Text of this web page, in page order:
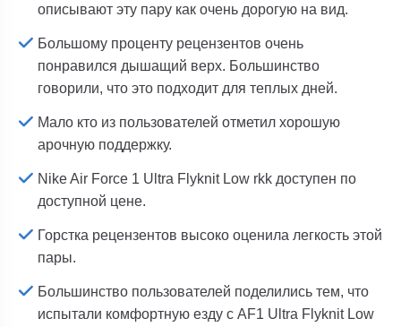
описывают эту пару как очень дорогую на вид.
Большому проценту рецензентов очень
понравился дышащий верх. Большинство
говорили, что это подходит для теплых дней.
Мало кто из пользователей отметил хорошую
арочную поддержку.
Nike Air Force 1 Ultra Flyknit Low rkk доступен по
доступной цене.
Горстка рецензентов высоко оценила легкость этой
пары.
Большинство пользователей поделились тем, что
испытали комфортную езду с AF1 Ultra Flyknit Low